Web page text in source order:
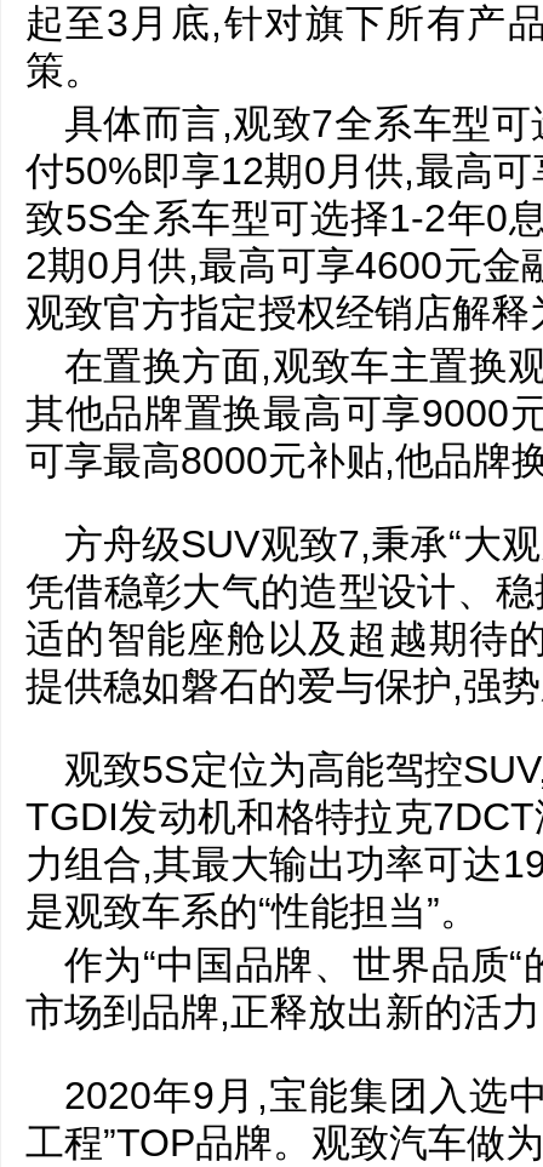
起至3月底,针对旗下所有产
策。
具体而言,观致7全系车型
付50%即享12期0月供,最高
致5S全系车型可选择1-2年0
2期0月供,最高可享4600元金
观致官方指定授权经销店解释
在置换方面,观致车主置换
其他品牌置换最高可享9000
可享最高8000元补贴,他品牌
方舟级SUV观致7,秉承“大
凭借稳彰大气的造型设计、
适的智能座舱以及超越期待
提供稳如磐石的爱与保护,强
观致5S定位为高能驾控
TGDI发动机和格特拉克
力组合,其最大输出功率可达
是观致车系的“性能担当”。
作为“中国品牌、世界品质
市场到品牌,正释放出新的活
2020年9月,宝能集团入选
工程”TOP品牌。观致汽车做